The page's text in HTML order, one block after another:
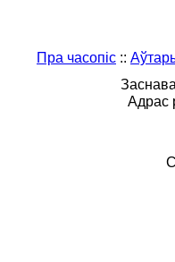
Пра часопіс ::
Адрас